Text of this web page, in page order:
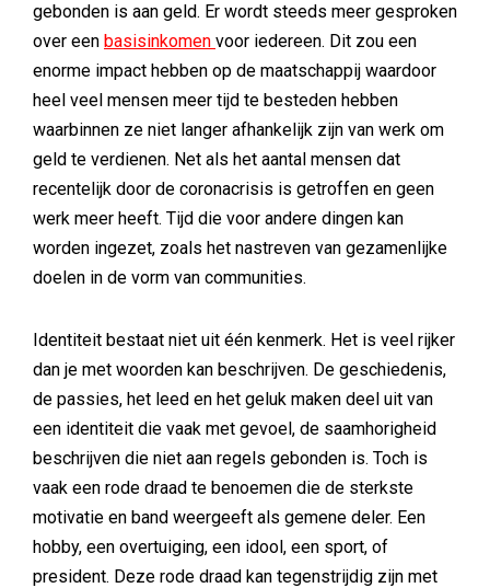
gebonden is aan geld. Er wordt steeds meer gesproken
over een basisinkomen voor iedereen. Dit zou een
enorme impact hebben op de maatschappij waardoor
heel veel mensen meer tijd te besteden hebben
waarbinnen ze niet langer afhankelijk zijn van werk om
geld te verdienen. Net als het aantal mensen dat
recentelijk door de coronacrisis is getroffen en geen
werk meer heeft. Tijd die voor andere dingen kan
worden ingezet, zoals het nastreven van gezamenlijke
doelen in de vorm van communities.
Identiteit bestaat niet uit één kenmerk. Het is veel rijker
dan je met woorden kan beschrijven. De geschiedenis,
de passies, het leed en het geluk maken deel uit van
een identiteit die vaak met gevoel, de saamhorigheid
beschrijven die niet aan regels gebonden is. Toch is
vaak een rode draad te benoemen die de sterkste
motivatie en band weergeeft als gemene deler. Een
hobby, een overtuiging, een idool, een sport, of
president. Deze rode draad kan tegenstrijdig zijn met